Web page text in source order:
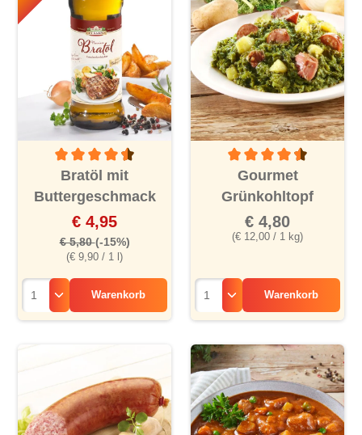
Durchschnittliche Bewertung von 4.5 von 5 Sternen
Bratöl mit
Buttergeschmack
(€ 9,90 / 1 l)
€ 4,95
€ 5,80(-15%)
Warenkorb
Durchschnittliche
Gourmet
Grünkohltopf
(€ 12,00 / 1 kg)
€ 4,80
Warenkorb